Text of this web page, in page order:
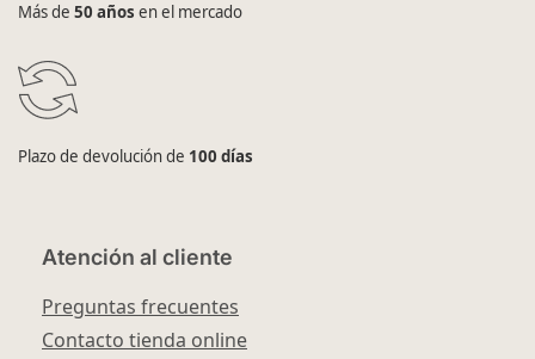
Más de 50 años en el mercado
Plazo de devolución de 100 días
Atención al cliente
Preguntas frecuentes
Contacto tienda online